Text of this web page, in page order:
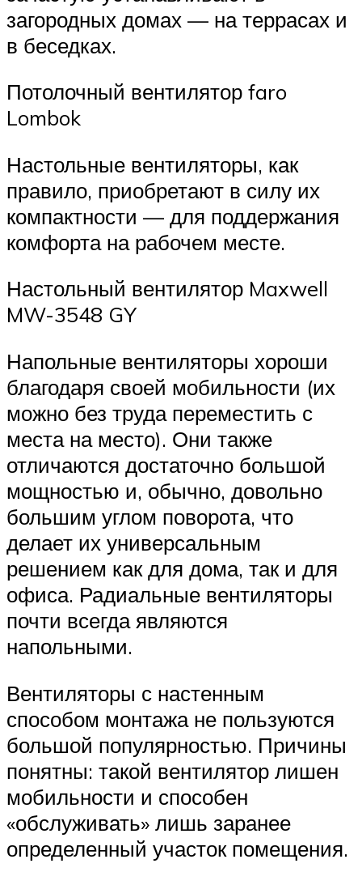
загородных домах — на террасах и
в беседках.
Потолочный вентилятор faro
Lombok
Настольные вентиляторы, как
правило, приобретают в силу их
компактности — для поддержания
комфорта на рабочем месте.
Настольный вентилятор Maxwell
MW-3548 GY
Напольные вентиляторы хороши
благодаря своей мобильности (их
можно без труда переместить с
места на место). Они также
отличаются достаточно большой
мощностью и, обычно, довольно
большим углом поворота, что
делает их универсальным
решением как для дома, так и для
офиса. Радиальные вентиляторы
почти всегда являются
напольными.
Вентиляторы с настенным
способом монтажа не пользуются
большой популярностью. Причины
понятны: такой вентилятор лишен
мобильности и способен
«обслуживать» лишь заранее
определенный участок помещения.